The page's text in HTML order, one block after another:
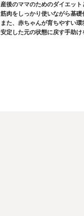
産後のママのためのダイエット
筋肉をしっかり使いながら基礎
また、赤ちゃんが育ちやすい環
安定した元の状態に戻す手助け